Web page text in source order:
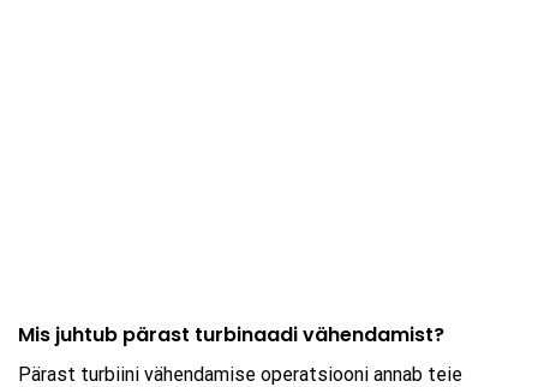
Mis juhtub pärast turbinaadi vähendamist?
Pärast turbiini vähendamise operatsiooni annab teie